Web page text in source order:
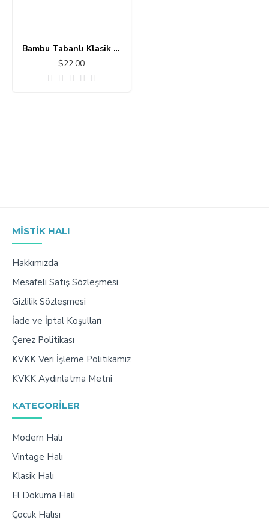
Bambu Tabanlı Klasik Halı MS336
$22,00
MISTIK HALI
Hakkımızda
Mesafeli Satış Sözleşmesi
Gizlilik Sözleşmesi
İade ve İptal Koşulları
Çerez Politikası
KVKK Veri İşleme Politikamız
KVKK Aydınlatma Metni
KATEGORILER
Modern Halı
Vintage Halı
Klasik Halı
El Dokuma Halı
Çocuk Halısı